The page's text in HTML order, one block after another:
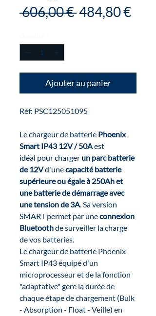
606,00 € Prix
484,80 €Prix
Ajouter au panier
Réf: PSC125051095
Le chargeur de batterie Phoenix
Smart IP43 12V / 50Aest
idéal pour charger un parc batterie
de 12Vd'unecapacité batterie
supérieure ou égale à 250Ah et
une batterie de démarrage avec
une tension de 3A. Sa version
SMART permet par uneconnexion
Bluetoothde surveiller la charge
de vos batteries.
Le chargeur de batterie Phoenix
Smart IP43 équipé d'un
microprocesseur et de la fonction
"adaptative" gère la durée de
chaque étape de chargement (Bulk
- Absorption - Float - Veille) en